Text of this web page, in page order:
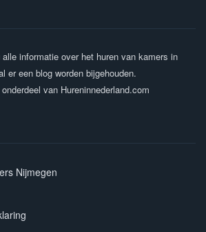
informatie over het huren van kamers in
er een blog worden bijgehouden.
van Hureninnederland.com
Nijmegen